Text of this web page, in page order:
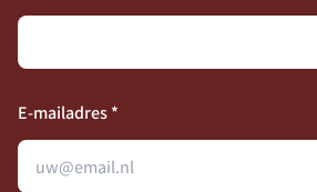
E-mailadres *